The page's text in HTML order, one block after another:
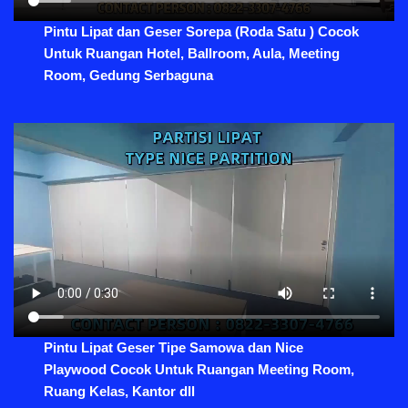
Pintu Lipat dan Geser Sorepa (Roda Satu ) Cocok
Untuk Ruangan Hotel, Ballroom, Aula, Meeting
Room, Gedung Serbaguna
Pintu Lipat Geser Tipe Samowa dan Nice
Playwood Cocok Untuk Ruangan Meeting Room,
Ruang Kelas, Kantor dll